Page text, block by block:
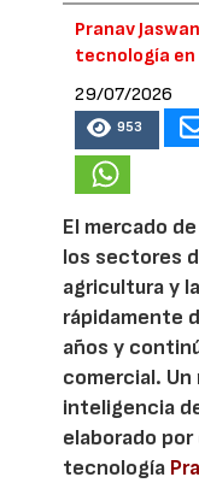
Pranav
tecnología en
29/07/2026
953
El mercado
los sectores
agricultura y
rápidamente
años y
comercial. Un
inteligencia
elaborado
tecnología